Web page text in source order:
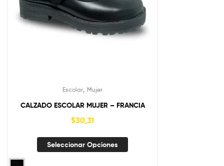
Escolar Mujer
CALZADO ESCOLAR MUJER – FRANCIA
$30,31
Seleccionar Opciones